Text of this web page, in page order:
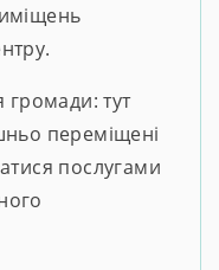
громади: тут
переміщені
послугами